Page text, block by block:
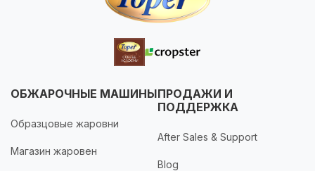
ОБЖАРОЧНЫЕ МАШИНЫ
Образцовые жаровни
Магазин жаровен
ПРОДАЖИ И
ПОДДЕРЖКА
After Sales & Support
Blog